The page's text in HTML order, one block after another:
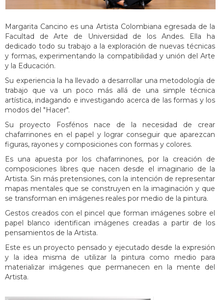
Margarita Cancino es una Artista Colombiana egresada de la
Facultad de Arte de Universidad de los Andes. Ella ha
dedicado todo su trabajo a la exploración de nuevas técnicas
y formas, experimentando la compatibilidad y unión del Arte
y la Educación.
Su experiencia la ha llevado a desarrollar una metodología de
trabajo que va un poco más allá de una simple técnica
artística, indagando e investigando acerca de las formas y los
modos del "Hacer".
Su proyecto Fosfénos nace de la necesidad de crear
chafarrinones en el papel y lograr conseguir que aparezcan
figuras, rayones y composiciones con formas y colores.
Es una apuesta por los chafarrinones, por la creación de
composiciones libres que nacen desde el imaginario de la
Artista. Sin más pretensiones, con la intención de representar
mapas mentales que se construyen en la imaginación y que
se transforman en imágenes reales por medio de la pintura.
Gestos creados con el pincel que forman imágenes sobre el
papel blanco identifican imágenes creadas a partir de los
pensamientos de la Artista.
Este es un proyecto pensado y ejecutado desde la expresión
y la idea misma de utilizar la pintura como medio para
materializar imágenes que permanecen en la mente del
Artista.